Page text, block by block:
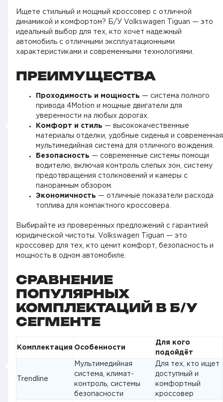
Ищете стильный и мощный кроссовер с отличной
динамикой и комфортом? Б/У Volkswagen Tiguan — это
идеальный выбор для тех, кто хочет надежный
автомобиль с отличными эксплуатационными
характеристиками и современными технологиями.
ПРЕИМУЩЕСТВА
Проходимость и мощность — система полного
привода 4Motion и мощные двигатели для
уверенности на любых дорогах.
Комфорт и стиль — высококачественные
материалы отделки, удобные сиденья и современная
мультимедийная система для отличного вождения.
Безопасность — современные системы помощи
водителю, включая контроль слепых зон, систему
предотвращения столкновений и камеры с
панорамным обзором.
Экономичность — отличные показатели расхода
топлива для компактного кроссовера.
Выбирайте из проверенных предложений с гарантией
юридической чистоты. Volkswagen Tiguan — это
кроссовер для тех, кто ценит комфорт, безопасность и
мощность в одном автомобиле.
СРАВНЕНИЕ
ПОПУЛЯРНЫХ
КОМПЛЕКТАЦИЙ В Б/У
СЕГМЕНТЕ
Комплектация Особенности
Для кого
подойдёт
Trendline
Мультимедийная
система, климат-
контроль, системы
безопасности
Для тех, кто ищет
доступный и
комфортный
кроссовер